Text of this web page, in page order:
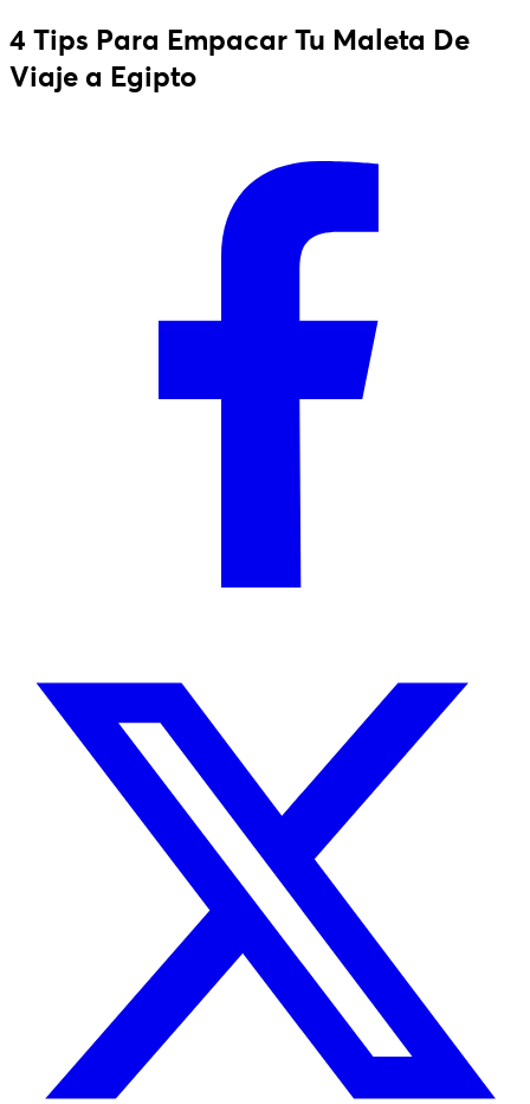
4 Tips Para Empacar Tu Maleta De
Viaje a Egipto